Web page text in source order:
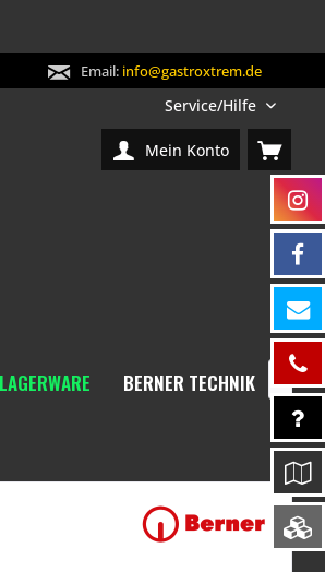
Email: info@gastroxtrem.de
Service/Hilfe
Mein Konto
LAGERWARE BERNER TECHNIK